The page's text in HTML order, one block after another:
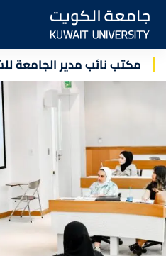
Skip
main
contentمكتب نائب مدير الجامعة